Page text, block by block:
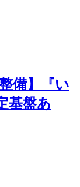
備】『い
基盤あ